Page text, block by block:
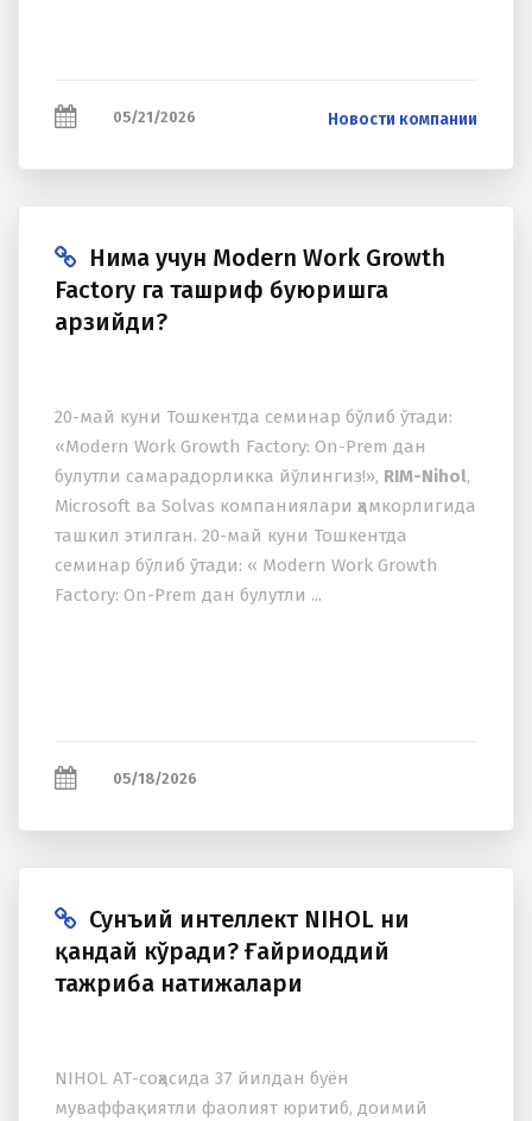
05/21/2026 Новости компании
Нима учун Modern Work Growth
Factory га ташриф буюришга
арзийди?
20-май куни Тошкентда семинар бўлиб ўтади:
«Modern Work Growth Factory: On-Prem дан
булутли самарадорликка йўлингиз!», RIM-Nihol,
Microsoft ва Solvas компаниялари ҳамкорлигида
ташкил этилган. 20-май куни Тошкентда
семинар бўлиб ўтади: « Modern Work Growth
Factory: On-Prem дан булутли ...
05/18/2026
Сунъий интеллект NIHOL ни
қандай кўради? Ғайриоддий
тажриба натижалари
NIHOL АТ-соҳасида 37 йилдан буён
муваффақиятли фаолият юритиб, доимий